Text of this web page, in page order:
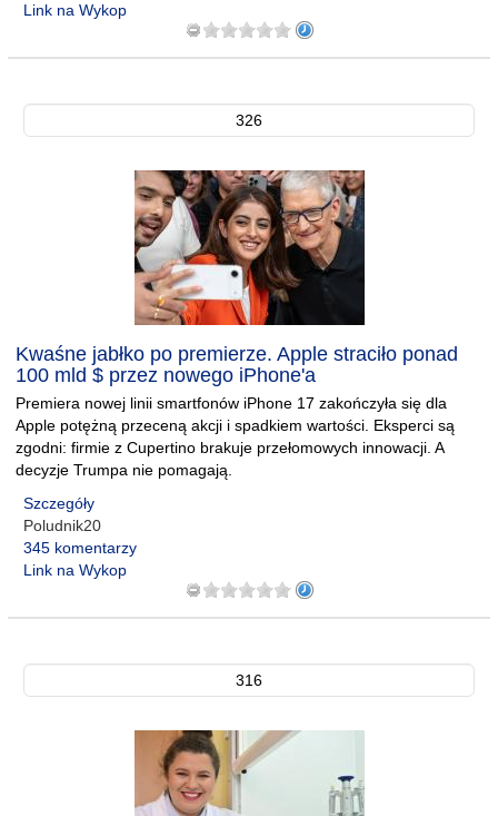
Link na Wykop
326
Kwaśne jabłko po premierze. Apple straciło ponad
100 mld $ przez nowego iPhone'a
Premiera nowej linii smartfonów iPhone 17 zakończyła się dla
Apple potężną przeceną akcji i spadkiem wartości. Eksperci są
zgodni: firmie z Cupertino brakuje przełomowych innowacji. A
decyzje Trumpa nie pomagają.
Szczegóły
Poludnik20
345 komentarzy
Link na Wykop
316